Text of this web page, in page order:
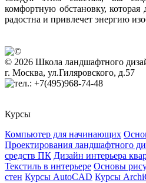
комфортную обстановку, которая
радостна и привлечет энергию
© 2026 Школа ландшафтного
г. Москва, ул.Гиляровского, д.57
+7(495)968-74-48
Курсы
Компьютер для начинающих
Проектирования ландшафтного
средств ПК Дизайн интерьера
Текстиль в интерьере Основы
стен Курсы AutoCAD Курсы